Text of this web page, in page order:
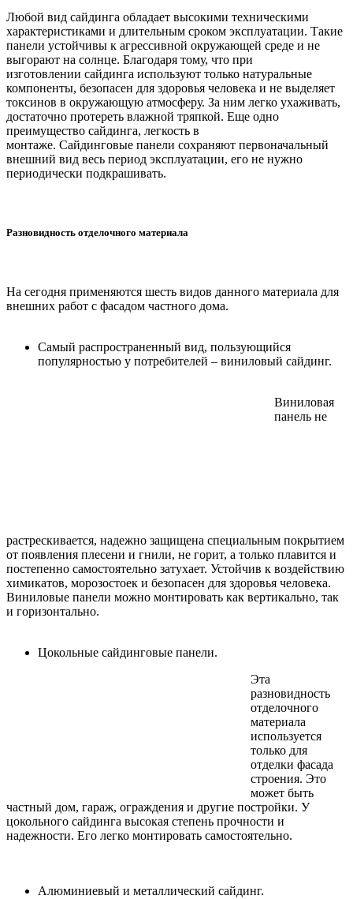
Любой вид сайдинга обладает высокими техническими
характеристиками и длительным сроком эксплуатации. Такие
панели устойчивы к агрессивной окружающей среде и не
выгорают на солнце. Благодаря тому, что при
изготовлении сайдинга используют только натуральные
компоненты, безопасен для здоровья человека и не выделяет
токсинов в окружающую атмосферу. За ним легко ухаживать,
достаточно протереть влажной тряпкой. Еще одно
преимущество сайдинга, легкость в
монтаже. Сайдинговые панели сохраняют первоначальный
внешний вид весь период эксплуатации, его не нужно
периодически подкрашивать.
Разновидность отделочного материала
На сегодня применяются шесть видов данного материала для
внешних работ с фасадом частного дома.
Самый распространенный вид, пользующийся
популярностью у потребителей – виниловый сайдинг.
Виниловая
панель не
растрескивается, надежно защищена специальным покрытием
от появления плесени и гнили, не горит, а только плавится и
постепенно самостоятельно затухает. Устойчив к воздействию
химикатов, морозостоек и безопасен для здоровья человека.
Виниловые панели можно монтировать как вертикально, так
и горизонтально.
Цокольные сайдинговые панели.
Эта
разновидность
отделочного
материала
используется
только для
отделки фасада
строения. Это
может быть
частный дом, гараж, ограждения и другие постройки. У
цокольного сайдинга высокая степень прочности и
надежности. Его легко монтировать самостоятельно.
Алюминиевый и металлический сайдинг.